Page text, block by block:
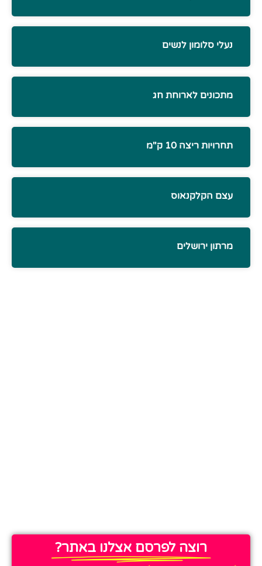
נעלי סלומון לנשים
מתכונים לארוחת חג
תחרויות ריצה 10 ק"מ
עצם הקלקנאוס
מרתון ירושלים
רוצה לפרסם אצלנו באתר?